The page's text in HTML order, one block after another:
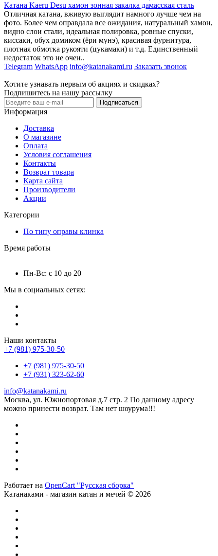
Катана Kaeru Desu хамон зонная закалка дамасская сталь
Отличная катана, вживую выглядит намного лучше чем на
фото. Более чем оправдала все ожидания, натуральный хамон,
видно слои стали, идеальная полировка, ровные спуски,
киссаки, обух домиком (ёри мунэ), красивая фурнитура,
плотная обмотка рукояти (цукамаки) и т.д. Единственный
недостаток это не очен..
Telegram WhatsApp info@katanakami.ru Заказать звонок
Хотите узнавать первым об акциях и скидках?
Подпишитесь на нашу рассылку
Подписаться
Информация
Доставка
О магазине
Оплата
Условия соглашения
Контакты
Возврат товара
Карта сайта
Производители
Акции
Категории
По типу оправы клинка
Время работы
Пн-Вс: с 10 до 20
Мы в социальных сетях:
Наши контакты
+7 (981) 975-30-50
+7 (981) 975-30-50
+7 (931) 323-62-60
info@katanakami.ru
Москва, ул. Южнопортовая д.7 стр. 2 По данному адресу
можно принести возврат. Там нет шоурума!!!
Работает на OpenCart "Русская сборка"
Катанаками - магазин катан и мечей © 2026